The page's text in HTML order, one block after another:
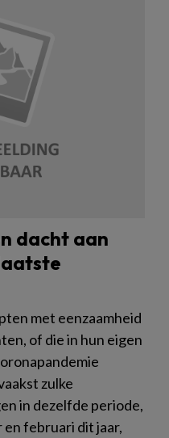
dacht aan
met eenzaamheid
of die in hun eigen
zulke
in dezelfde periode,
februari dit jaar,